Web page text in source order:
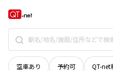
空車あり 予約可 QT-net
長野県